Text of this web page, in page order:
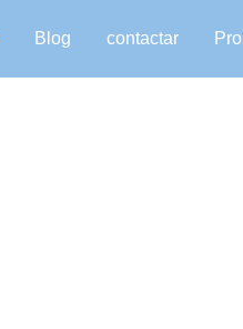
Blog contactar